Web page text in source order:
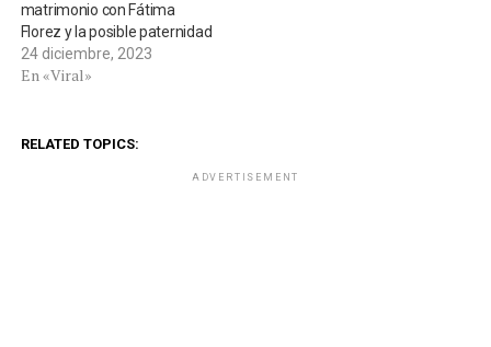
matrimonio con Fátima
Florez y la posible paternidad
24 diciembre, 2023
En «Viral»
RELATED TOPICS:
ADVERTISEMENT